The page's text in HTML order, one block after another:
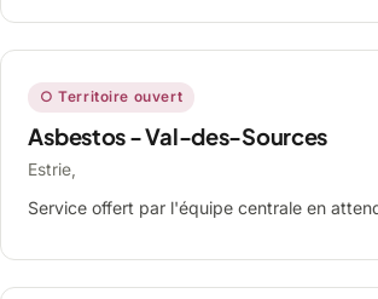
○ Territoire ouvert
Asbestos - Val-des-Sources
Estrie,
Service offert par l'équipe centrale en